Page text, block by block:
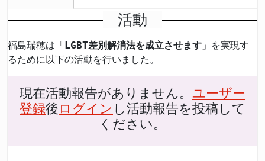
活動
福島瑞穂は「LGBT差別解消法を成立させます 」を実現す
るために以下の活動を行いました。
現在活動報告がありません。 ユーザー
登録後 ログイン し活動報告を投稿して
ください。